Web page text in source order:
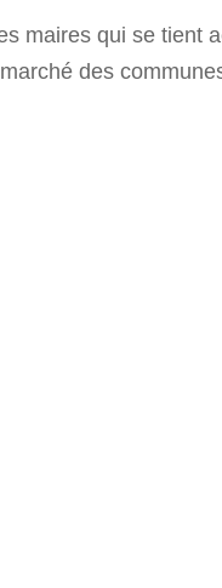
maires qui se tient
des